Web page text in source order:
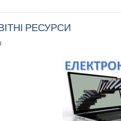
РЕСУРСИ